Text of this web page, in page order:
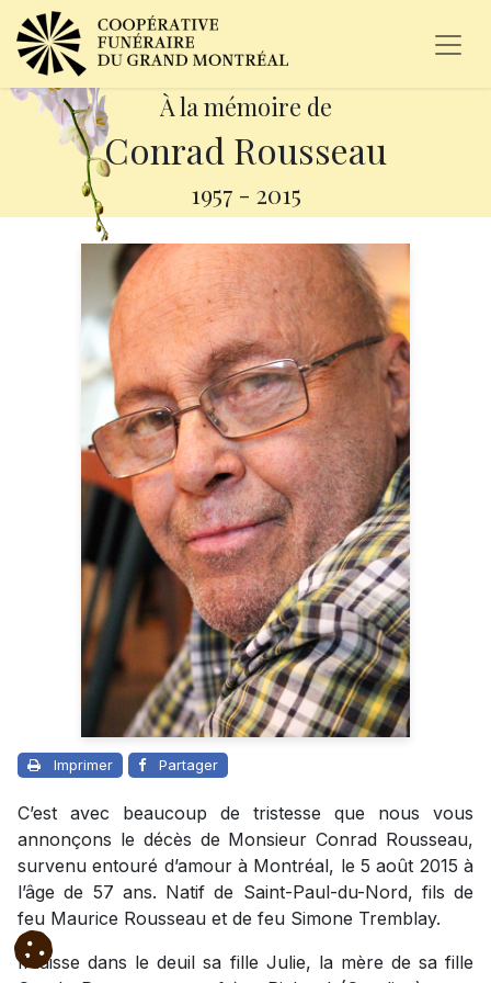
À la mémoire de
Conrad Rousseau
1957 - 2015
Imprimer Partager
C’est avec beaucoup de tristesse que nous vous
annonçons le décès de Monsieur Conrad Rousseau,
survenu entouré d’amour à Montréal, le 5 août 2015 à
l’âge de 57 ans. Natif de Saint-Paul-du-Nord, fils de
feu Maurice Rousseau et de feu Simone Tremblay.
Il laisse dans le deuil sa fille Julie, la mère de sa fille